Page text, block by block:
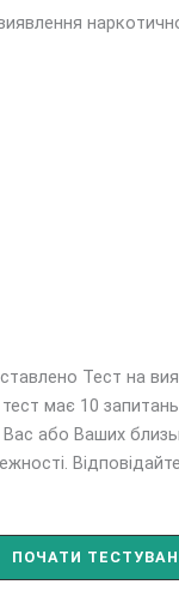
Тест на
має 10
Вас або Ваших
ПОЧАТИ